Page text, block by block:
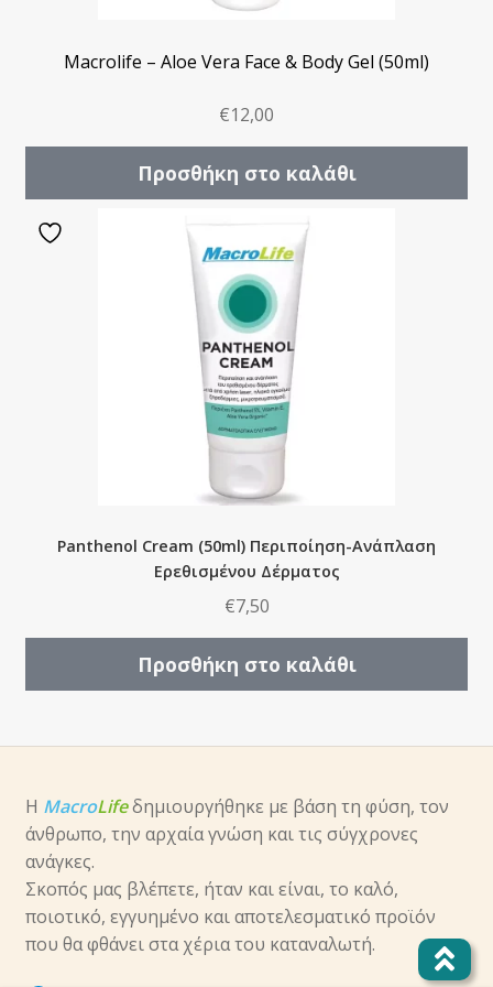
Macrolife – Aloe Vera Face & Body Gel (50ml)
€12,00
Προσθήκη στο καλάθι
Panthenol Cream (50ml) Περιποίηση-Ανάπλαση
Ερεθισμένου Δέρματος
€7,50
Προσθήκη στο καλάθι
Η MacroLifeδημιουργήθηκε με βάση τη φύση, τον
άνθρωπο, την αρχαία γνώση και τις σύγχρονες
ανάγκες.
Σκοπός μας βλέπετε, ήταν και είναι, το καλό,
ποιοτικό, εγγυημένο και αποτελεσματικό προϊόν
που θα φθάνει στα χέρια του καταναλωτή.